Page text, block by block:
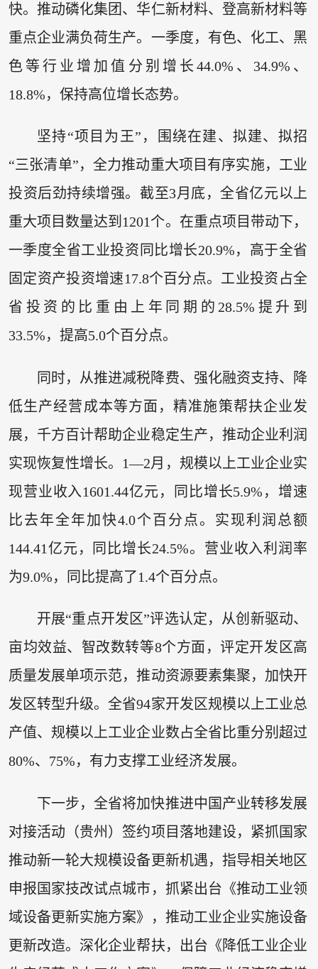
快。推动磷化集团、华仁新材料、登高新材料等
重点企业满负荷生产。一季度，有色、化工、黑
色等行业增加值分别增长44.0%、34.9%、
18.8%，保持高位增长态势。
坚持“项目为王”，围绕在建、拟建、拟招
“三张清单”，全力推动重大项目有序实施，工业
投资后劲持续增强。截至3月底，全省亿元以上
重大项目数量达到1201个。在重点项目带动下，
一季度全省工业投资同比增长20.9%，高于全省
固定资产投资增速17.8个百分点。工业投资占全
省投资的比重由上年同期的28.5%提升到
33.5%，提高5.0个百分点。
同时，从推进减税降费、强化融资支持、降
低生产经营成本等方面，精准施策帮扶企业发
展，千方百计帮助企业稳定生产，推动企业利润
实现恢复性增长。1—2月，规模以上工业企业实
现营业收入1601.44亿元，同比增长5.9%，增速
比去年全年加快4.0个百分点。实现利润总额
144.41亿元，同比增长24.5%。营业收入利润率
为9.0%，同比提高了1.4个百分点。
开展“重点开发区”评选认定，从创新驱动、
亩均效益、智改数转等8个方面，评定开发区高
质量发展单项示范，推动资源要素集聚，加快开
发区转型升级。全省94家开发区规模以上工业总
产值、规模以上工业企业数占全省比重分别超过
80%、75%，有力支撑工业经济发展。
下一步，全省将加快推进中国产业转移发展
对接活动（贵州）签约项目落地建设，紧抓国家
推动新一轮大规模设备更新机遇，指导相关地区
申报国家技改试点城市，抓紧出台《推动工业领
域设备更新实施方案》，推动工业企业实施设备
更新改造。深化企业帮扶，出台《降低工业企业